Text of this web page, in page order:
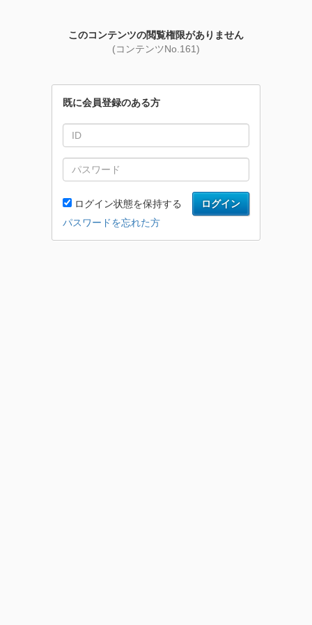
このコンテンツの閲覧権限がありません
(コンテンツNo.161)
既に会員登録のある方
ログイン
ログイン状態を保持する
パスワードを忘れた方